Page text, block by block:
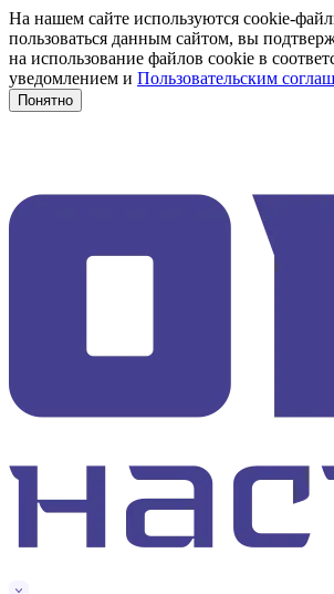
На нашем сайте используются cookie-
пользоваться данным сайтом, вы
на использование файлов cookie в
уведомлением и Пользовательским
Понятно